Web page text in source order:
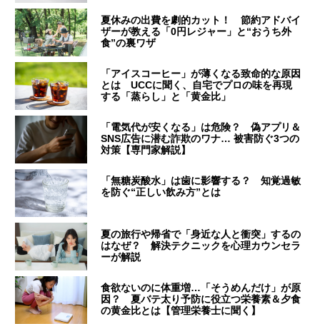
夏休みの出費を劇的カット！ 節約アドバイ
ザーが教える「0円レジャー」と“おうち外
食”の裏ワザ
「アイスコーヒー」が薄くなる致命的な原因
とは UCCに聞く、自宅でプロの味を再現
する「蒸らし」と「黄金比」
「電気代が安くなる」は危険？ 偽アプリ＆
SNS広告に潜む詐欺のワナ… 被害防ぐ3つの
対策【専門家解説】
「無糖炭酸水」は歯に影響する？ 知覚過敏
を防ぐ“正しい飲み方”とは
夏の旅行や帰省で「身近な人と衝突」するの
はなぜ？ 解決テクニックを心理カウンセラ
ーが解説
食欲ないのに体重増…「そうめんだけ」が原
因？ 夏バテ太り予防に役立つ栄養素＆夕食
の黄金比とは【管理栄養士に聞く】